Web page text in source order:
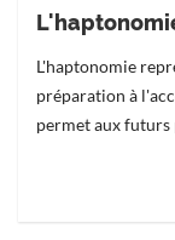
L'haptonomie
préparation à
permet aux futurs